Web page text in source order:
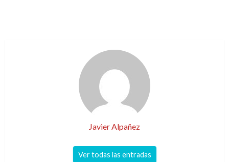
Javier Alpañez
Ver todas las entradas